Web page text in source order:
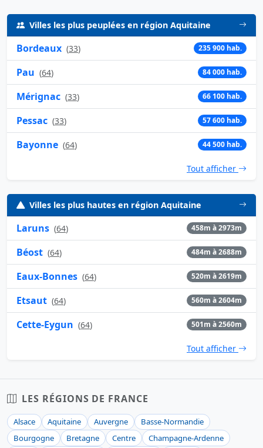
Villes les plus peuplées en région Aquitaine
Bordeaux (33) 235 900 hab.
Pau (64) 84 000 hab.
Mérignac (33) 66 100 hab.
Pessac (33) 57 600 hab.
Bayonne (64) 44 500 hab.
Tout afficher
Villes les plus hautes en région Aquitaine
Laruns (64) 458m à 2973m
Béost (64) 484m à 2688m
Eaux-Bonnes (64) 520m à 2619m
Etsaut (64) 560m à 2604m
Cette-Eygun (64) 501m à 2560m
Tout afficher
LES RÉGIONS DE FRANCE
Alsace Aquitaine Auvergne
Basse-Normandie
Bourgogne
Bretagne Centre
Champagne-Ardenne